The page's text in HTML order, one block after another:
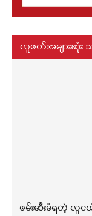
လူဖတ်အများဆုံး သ
ဖမ်းဆီးခံရတဲ့ လူင